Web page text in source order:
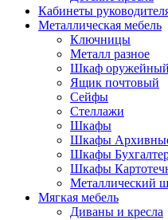
Кабинеты
Металлическая мебель
Ключницы
Металл разное
Шкаф оружейный
Ящик почтовый
Сейфы
Стеллажи
Шкафы
Шкафы
Шкафы
Шкафы
Металлический
Мягкая мебель
Диваны и кресла